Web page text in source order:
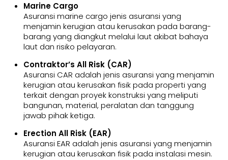
Marine Cargo
Asuransi marine cargo jenis asuransi yang
menjamin kerugian atau kerusakan pada barang-
barang yang diangkut melalui laut akibat bahaya
laut dan risiko pelayaran.
Contraktor’s All Risk (CAR)
Asuransi CAR adalah jenis asuransi yang menjamin
kerugian atau kerusakan fisik pada properti yang
terkait dengan proyek konstruksi yang meliputi
bangunan, material, peralatan dan tanggung
jawab pihak ketiga.
Erection All Risk (EAR)
Asuransi EAR adalah jenis asuransi yang menjamin
kerugian atau kerusakan fisik pada instalasi mesin.